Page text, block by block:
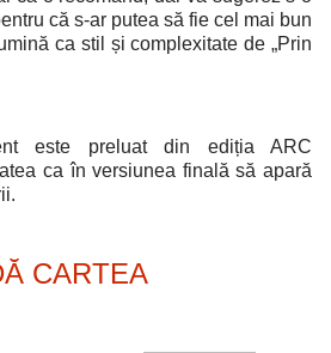
că s-ar putea să fie cel mai bun
ca stil și complexitate de „Prin
este preluat din ediția ARC
ca în versiunea finală să apară
CARTEA